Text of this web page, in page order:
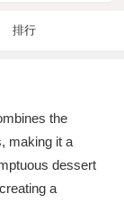
排行
the
making it a
dessert
a